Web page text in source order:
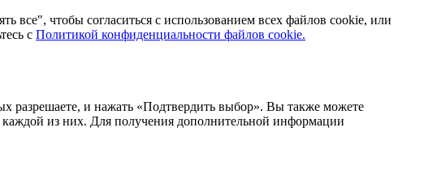
чтобы согласиться с использованием всех файлов cookie, или
с Политикой конфиденциальности файлов cookie.
разрешаете, и нажать «Подтвердить выбор». Вы также можете
из них. Для получения дополнительной информации